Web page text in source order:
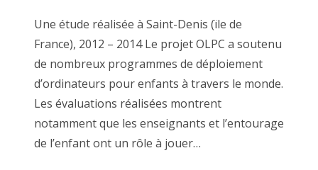
Une étude réalisée à Saint-Denis (ïle de
France), 2012 – 2014 Le projet OLPC a soutenu
de nombreux programmes de déploiement
d’ordinateurs pour enfants à travers le monde.
Les évaluations réalisées montrent
notamment que les enseignants et l’entourage
de l’enfant ont un rôle à jouer…